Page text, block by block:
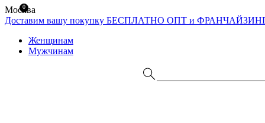
Москва
Доставим вашу покупку БЕСПЛАТНО ОПТ и
Женщинам
Мужчинам
0